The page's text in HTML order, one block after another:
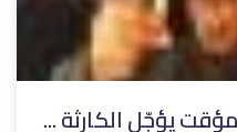
يؤجّل الكارثة ...